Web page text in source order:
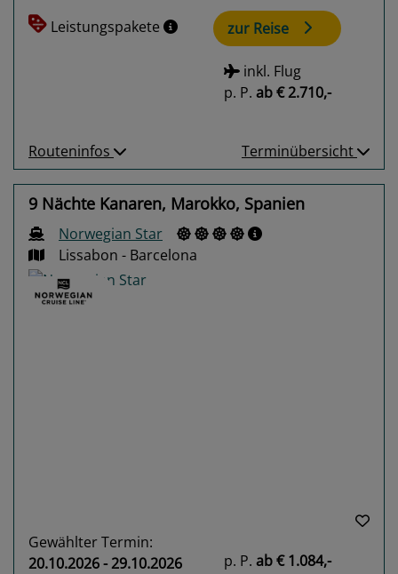
Leistungspakete
zur Reise
inkl. Flug
p. P. ab€ 2.710,-
Routeninfos Terminübersicht
9 Nächte Kanaren, Marokko, Spanien
Norwegian Star
Lissabon - Barcelona
Gewählter Termin:
20.10.2026 - 29.10.2026
p. P. ab€ 1.084,-